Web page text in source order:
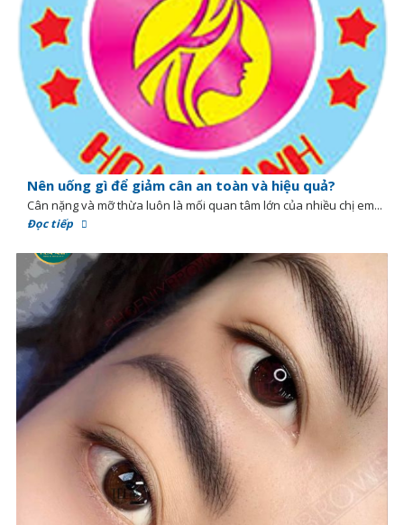
Nên uống gì để giảm cân an toàn và hiệu quả?
Cân nặng và mỡ thừa luôn là mối quan tâm lớn của nhiều chị em...
Đọc tiếp